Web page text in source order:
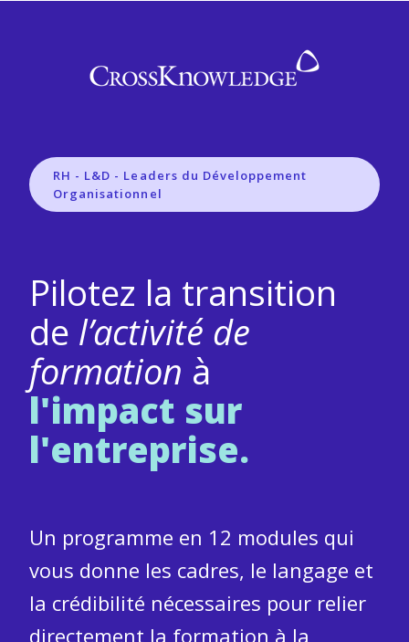
RH - L&D - Leaders du Développement
Organisationnel
Pilotez la transition
de l’activité de
formation à
l'impact sur
l'entreprise.
Un programme en 12 modules qui
vous donne les cadres, le langage et
la crédibilité nécessaires pour relier
directement la formation à la